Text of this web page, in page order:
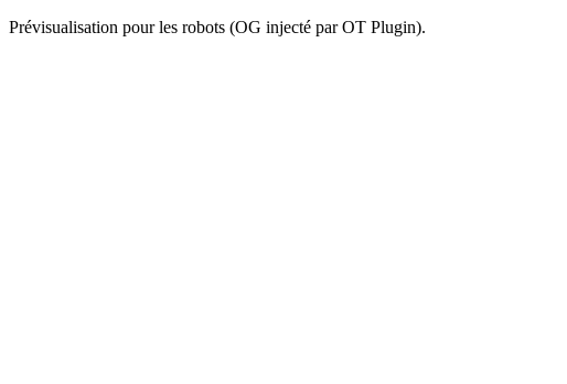
Prévisualisation pour les robots (OG injecté par OT Plugin).